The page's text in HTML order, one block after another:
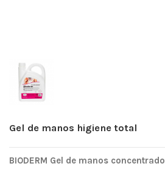
Gel de manos higiene total
BIODERM Gel de manos concentrado